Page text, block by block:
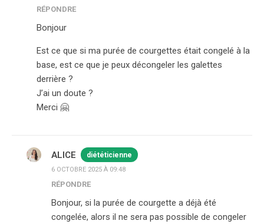
RÉPONDRE
Bonjour
Est ce que si ma purée de courgettes était congelé à la
base, est ce que je peux décongeler les galettes
derrière ?
J’ai un doute ?
Merci 🤗
ALICE diététicienne
6 OCTOBRE 2025 À 09:48
RÉPONDRE
Bonjour, si la purée de courgette a déjà été
congelée, alors il ne sera pas possible de congeler